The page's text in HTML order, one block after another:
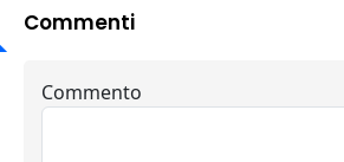
Commenti